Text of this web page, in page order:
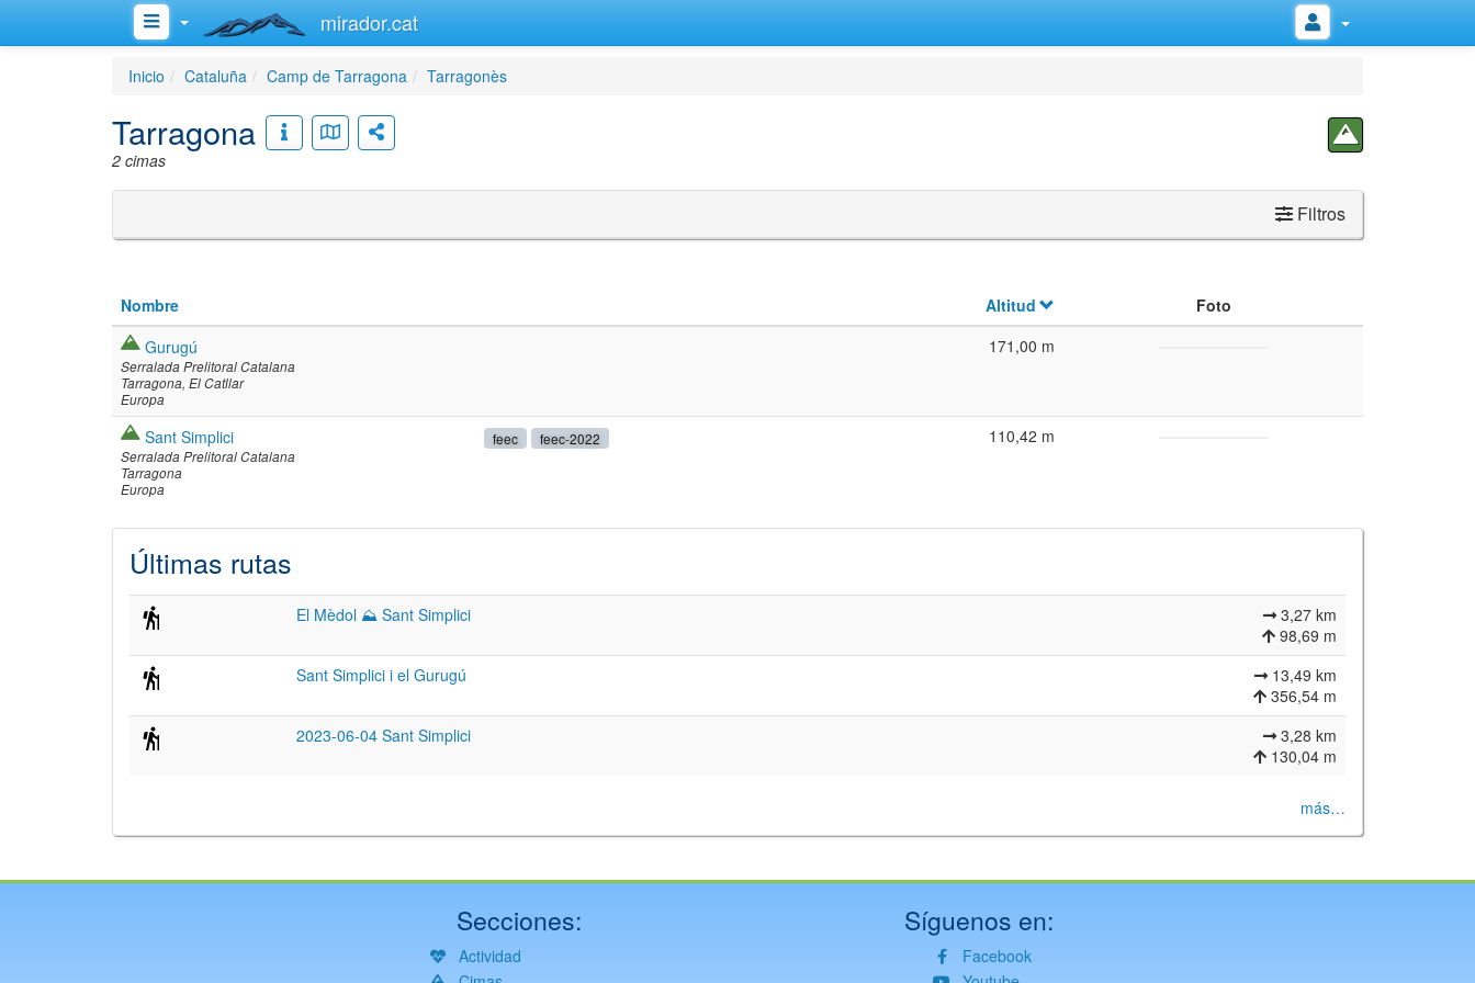
mirador.cat
Inicio Cataluña Camp de Tarragona Tarragonès
Tarragona
2 cimas
Filtros
Nombre Altitud
Foto
Gurugú
Serralada Prelitoral Catalana
Tarragona El Catllar
Europa
171,00 m
Sant Simplici
Serralada Prelitoral Catalana
Tarragona
Europa
feec feec-2022 110,42 m
Últimas rutas
El Mèdol ⛰ Sant Simplici
3,27 km
98,69 m
Sant Simplici i el Gurugú
13,49 km
356,54 m
2023-06-04 Sant Simplici
3,28 km
130,04 m
más…
Secciones:
Actividad
Síguenos en:
Facebook